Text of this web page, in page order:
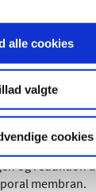
alle cookies
valgte
cookies
og andre
spædbørn ≥
eller
og reduktion
membran.